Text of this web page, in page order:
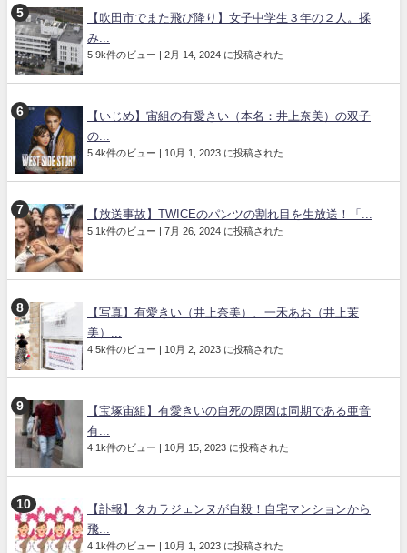
【吹田市でまた飛び降り】女子中学生３年の２人。揉
み...
5.9k件のビュー | 2月 14, 2024 に投稿された
【いじめ】宙組の有愛きい（本名：井上奈美）の双子
の...
5.4k件のビュー | 10月 1, 2023 に投稿された
【放送事故】TWICEのパンツの割れ目を生放送！「...
5.1k件のビュー | 7月 26, 2024 に投稿された
【写真】有愛きい（井上奈美）、一禾あお（井上茉
美）...
4.5k件のビュー | 10月 2, 2023 に投稿された
【宝塚宙組】有愛きいの自死の原因は同期である亜音
有...
4.1k件のビュー | 10月 15, 2023 に投稿された
【訃報】タカラジェンヌが自殺！自宅マンションから
飛...
4.1k件のビュー | 10月 1, 2023 に投稿された